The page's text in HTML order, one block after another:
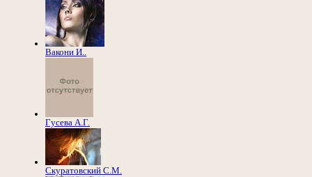
Вакони И..
Гусева А.Г.
Скуратовский С.М.